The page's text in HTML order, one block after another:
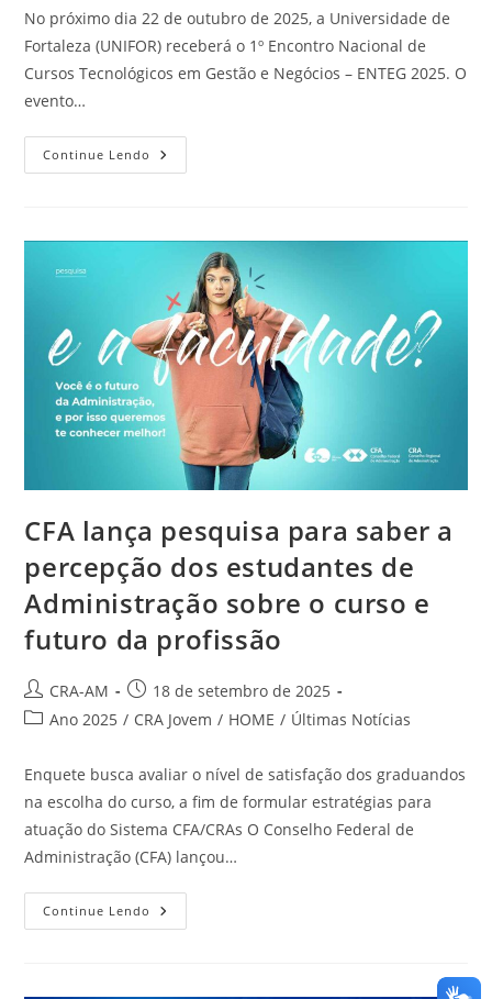
No próximo dia 22 de outubro de 2025, a Universidade de
Fortaleza (UNIFOR) receberá o 1º Encontro Nacional de
Cursos Tecnológicos em Gestão e Negócios – ENTEG 2025. O
evento…
Continue Lendo
CFA lança pesquisa para saber a
percepção dos estudantes de
Administração sobre o curso e
futuro da profissão
CRA-AM
18 de setembro de 2025
Ano 2025 / CRA Jovem / HOME / Últimas Notícias
Enquete busca avaliar o nível de satisfação dos graduandos
na escolha do curso, a fim de formular estratégias para
atuação do Sistema CFA/CRAs O Conselho Federal de
Administração (CFA) lançou…
Continue Lendo